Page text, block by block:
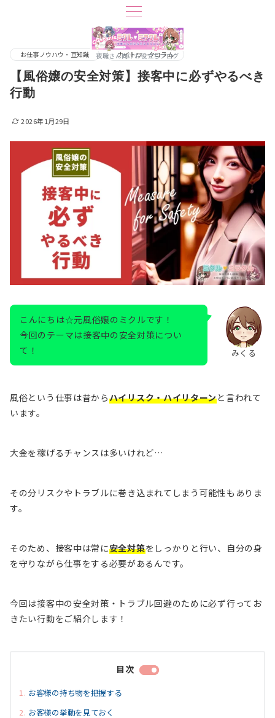
夜職さん向けお役立ちブログ
お仕事ノウハウ・豆知識 ナイトワークコラム
【風俗嬢の安全対策】接客中に必ずやるべき
行動
2026年1月29日
みくる
こんにちは☆元風俗嬢のミクルです！
今回のテーマは接客中の安全対策につい
て！
風俗という仕事は昔からハイリスク・ハイリターンと言われて
います。
大金を稼げるチャンスは多いけれど…
その分 リスクやトラブルに巻き込まれてしまう可能性もありま
す。
そのため、接客中は常に安全対策をしっかりと行い、自分の身
を守りながら仕事をする必要があるんです。
今回は接客中の安全対策・トラブル回避のために必ず行ってお
きたい行動をご紹介します！
目次
お客様の持ち物を把握する
お客様の挙動を見ておく